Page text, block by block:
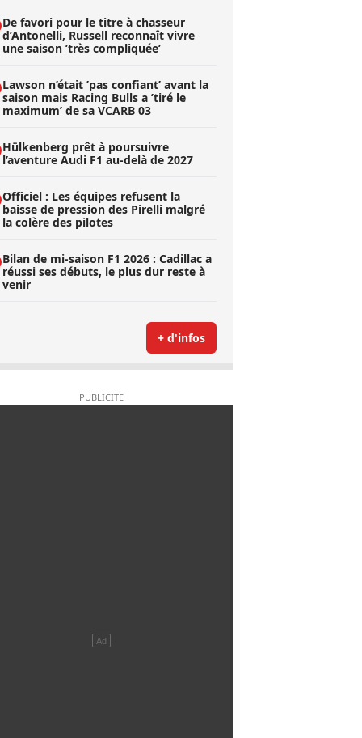
De favori pour le titre à chasseur
d’Antonelli, Russell reconnaît vivre
une saison ’très compliquée’
Lawson n’était ’pas confiant’ avant la
saison mais Racing Bulls a ’tiré le
maximum’ de sa VCARB 03
Hülkenberg prêt à poursuivre
l’aventure Audi F1 au-delà de 2027
Officiel : Les équipes refusent la
baisse de pression des Pirelli malgré
la colère des pilotes
Bilan de mi-saison F1 2026 : Cadillac a
réussi ses débuts, le plus dur reste à
venir
+ d'infos